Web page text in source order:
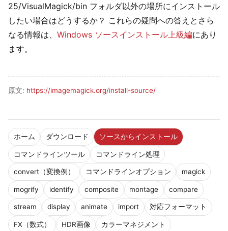
ホーム ダウンロード ソースからインストール
コマンドラインツール コマンドライン処理
convert（変換例） コマンドラインオプション magick
mogrify identify composite montage compare
stream display animate import 対応フォーマット
FX（数式） HDR画像 カラーマネジメント
25/VisualMagick/bin フォルダ以外の場所にインストール
したい場合はどうするか？ これらの疑問への答えとさら
なる情報は、 Windows ソースインストール上級編にあり
ます。
原文: https://imagemagick.org/install-source/